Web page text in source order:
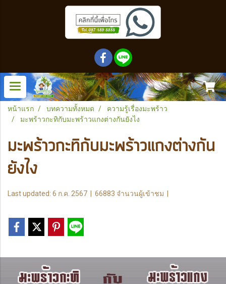
หน้าแรก บทความทั้งหมด
ความรู้เรื่องมะพร้าว
มะพร้าวกะทิกับมะพร้าวแกงต่างกันยังไง
มะพร้าวกะทิกับมะพร้าวแกงต่างกัน
ยังไง
Last updated: 6 ก.ค. 2567 66883 จำนวนผู้เข้าชม